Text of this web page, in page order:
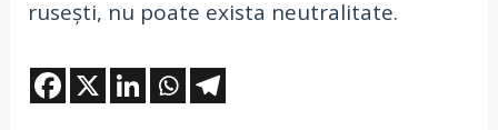
rusești, nu poate exista neutralitate.